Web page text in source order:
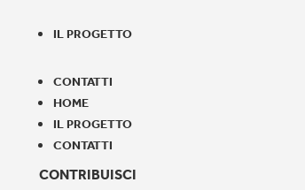
IL PROGETTO
CONTATTI
HOME
IL PROGETTO
CONTATTI
CONTRIBUISCI